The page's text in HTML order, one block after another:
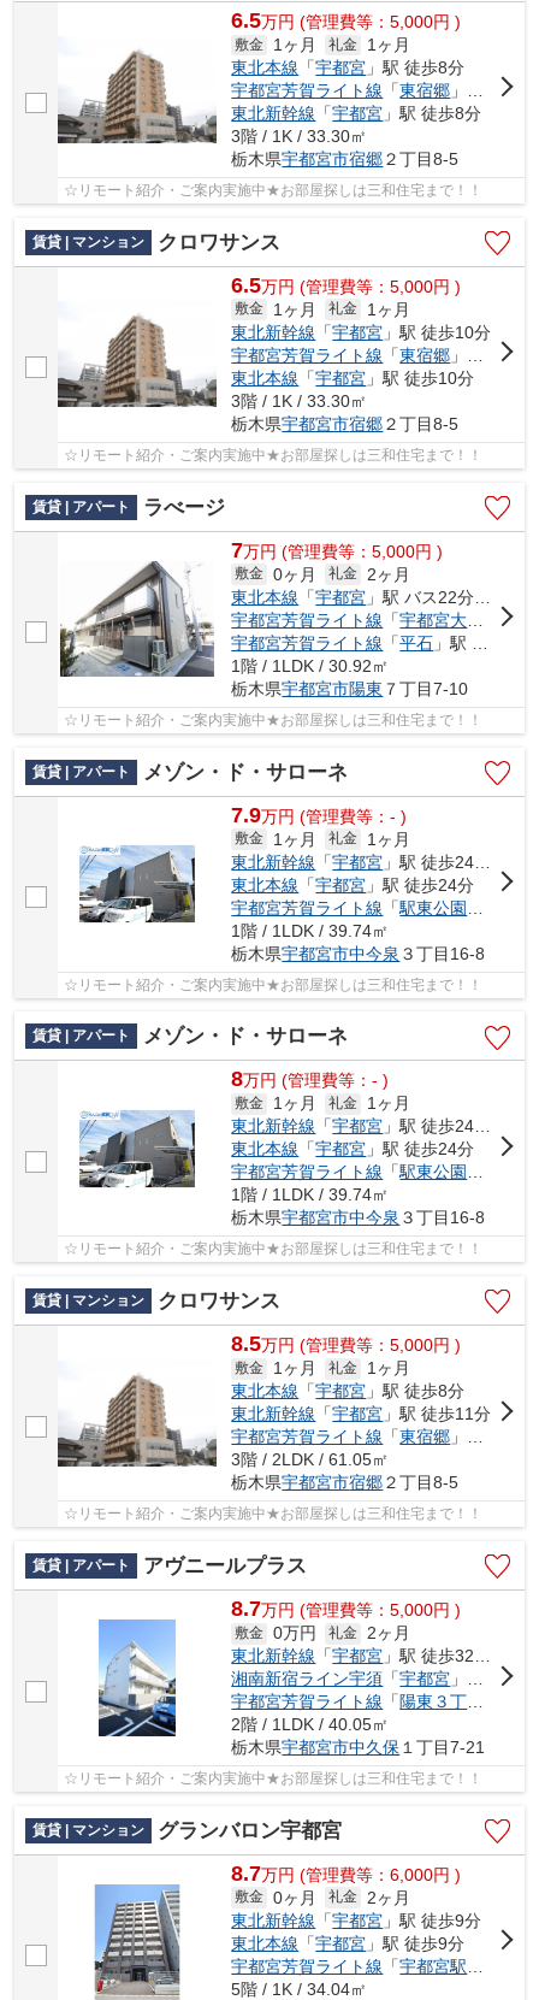
6.5万円 (管理費等：5,000円 )
敷金 1ヶ月 礼金
1ヶ月
東北本線 「宇都宮 」駅 徒歩8分
宇都宮芳賀ライト線 「東宿郷 」駅 徒歩9分
東北新幹線 「宇都宮 」駅 徒歩8分
3階 / 1K / 33.30㎡
栃木県宇都宮市宿郷２丁目8-5
☆リモート紹介・ご案内実施中★お部屋探しは三和住宅まで！！
賃貸 | マンション クロワサンス
6.5万円 (管理費等：5,000円 )
敷金 1ヶ月 礼金
1ヶ月
東北新幹線 「宇都宮 」駅 徒歩10分
宇都宮芳賀ライト線 「東宿郷 」駅 徒歩8分
東北本線 「宇都宮 」駅 徒歩10分
3階 / 1K / 33.30㎡
栃木県宇都宮市宿郷２丁目8-5
☆リモート紹介・ご案内実施中★お部屋探しは三和住宅まで！！
賃貸 | アパート ラべージ
7万円 (管理費等：5,000円 )
敷金 0ヶ月 礼金
2ヶ月
東北本線 「宇都宮 」駅 バス22分 「岡新田」 停歩3分
宇都宮芳賀ライト線 「宇都宮大学陽東キャンパス
宇都宮芳賀ライト線 「平石 」駅 徒歩19分
1階 / 1LDK / 30.92㎡
栃木県宇都宮市陽東 ７丁目7-10
☆リモート紹介・ご案内実施中★お部屋探しは三和住宅まで！！
賃貸 | アパート メゾン・ド・サローネ
7.9万円 (管理費等：- )
敷金 1ヶ月 礼金
1ヶ月
東北新幹線 「宇都宮 」駅 徒歩24分車6分 1.7km
東北本線 「宇都宮 」駅 徒歩24分
宇都宮芳賀ライト線 「駅東公園前
1階 / 1LDK / 39.74㎡
栃木県宇都宮市中今泉 ３丁目16-8
☆リモート紹介・ご案内実施中★お部屋探しは三和住宅まで！！
賃貸 | アパート メゾン・ド・サローネ
8万円 (管理費等：- )
敷金 1ヶ月 礼金
1ヶ月
東北新幹線 「宇都宮 」駅 徒歩24分車6分 1.7km
東北本線 「宇都宮 」駅 徒歩24分
宇都宮芳賀ライト線 「駅東公園前
1階 / 1LDK / 39.74㎡
栃木県宇都宮市中今泉 ３丁目16-8
☆リモート紹介・ご案内実施中★お部屋探しは三和住宅まで！！
賃貸 | マンション クロワサンス
8.5万円 (管理費等：5,000円 )
敷金 1ヶ月 礼金
1ヶ月
東北本線 「宇都宮 」駅 徒歩8分
東北新幹線 「宇都宮 」駅 徒歩11分
宇都宮芳賀ライト線 「東宿郷 」駅 徒歩9分
3階 / 2LDK / 61.05㎡
栃木県宇都宮市宿郷２丁目8-5
☆リモート紹介・ご案内実施中★お部屋探しは三和住宅まで！！
賃貸 | アパート アヴニールプラス
8.7万円 (管理費等：5,000円 )
敷金 0万円 礼金
2ヶ月
東北新幹線 「宇都宮 」駅 徒歩32分車7分 2.6km
湘南新宿ライン宇須 「宇都宮 」駅 徒歩32分車7分 2.6km
宇都宮芳賀ライト線 「陽東３丁目
2階 / 1LDK / 40.05㎡
栃木県宇都宮市中久保 １丁目7-21
☆リモート紹介・ご案内実施中★お部屋探しは三和住宅まで！！
賃貸 | マンション グランバロン宇都宮
8.7万円 (管理費等：6,000円 )
敷金 0ヶ月 礼金
2ヶ月
東北新幹線 「宇都宮 」駅 徒歩9分
東北本線 「宇都宮 」駅 徒歩9分
宇都宮芳賀ライト線 「宇都宮駅東口
5階 / 1K / 34.04㎡